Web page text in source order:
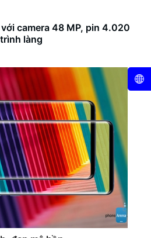
với camera 48 MP, pin 4.020
làng